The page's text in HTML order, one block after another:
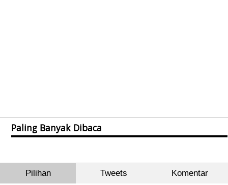
Paling Banyak Dibaca
Pilihan Tweets Komentar